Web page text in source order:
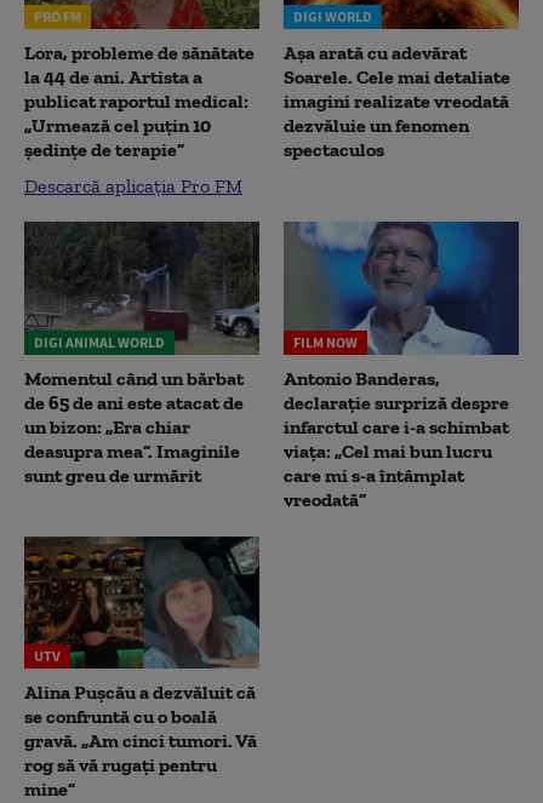
PRO FM
Lora, probleme de sănătate
la 44 de ani. Artista a
publicat raportul medical:
„Urmează cel puțin 10
ședințe de terapie”
Descarcă aplicația Pro FM
DIGI WORLD
Așa arată cu adevărat
Soarele. Cele mai detaliate
imagini realizate vreodată
dezvăluie un fenomen
spectaculos
DIGI ANIMAL WORLD
Momentul când un bărbat
de 65 de ani este atacat de
un bizon: „Era chiar
deasupra mea”. Imaginile
sunt greu de urmărit
FILM NOW
Antonio Banderas,
declarație surpriză despre
infarctul care i-a schimbat
viața: „Cel mai bun lucru
care mi s-a întâmplat
vreodată”
UTV
Alina Pușcău a dezvăluit că
se confruntă cu o boală
gravă. „Am cinci tumori. Vă
rog să vă rugați pentru
mine”